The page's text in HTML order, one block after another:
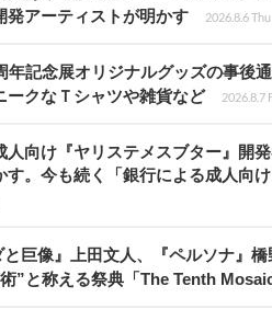
発アーティストが明かす
2026.8.6
年記念展オリジナルグッズの事後
ークなＴシャツや雑貨など
2026.8.7
人向け『ヤリステメスブター』開
す。今も続く「銀行による成人向
と巨像』上田文人、『ペルソナ』
”と称える祭典「The Tenth